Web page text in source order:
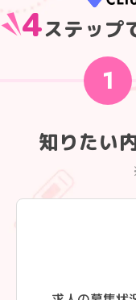
4ステップ
1
知りたい